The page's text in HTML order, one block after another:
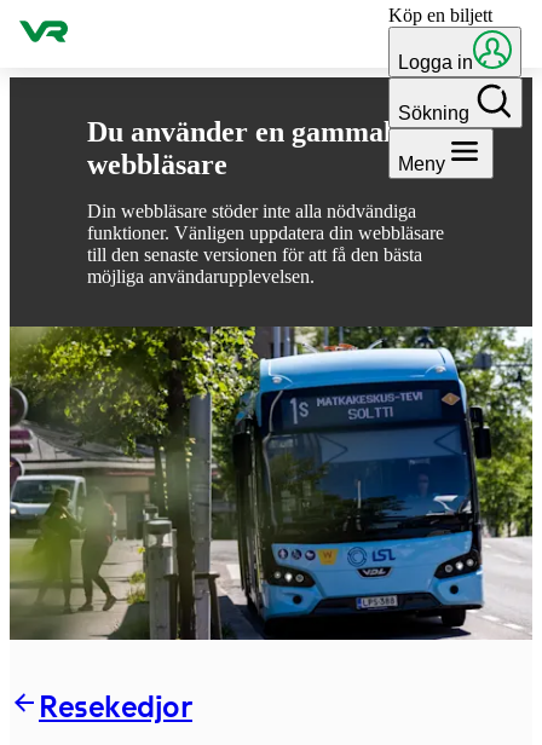
Du använder en gammal
webbläsare
Din webbläsare stöder inte alla nödvändiga
funktioner. Vänligen uppdatera din webbläsare
till den senaste versionen för att få den bästa
möjliga användarupplevelsen.
Gå till innehållet Köp en biljett
Logga in
Sökning
Meny
Resekedjor